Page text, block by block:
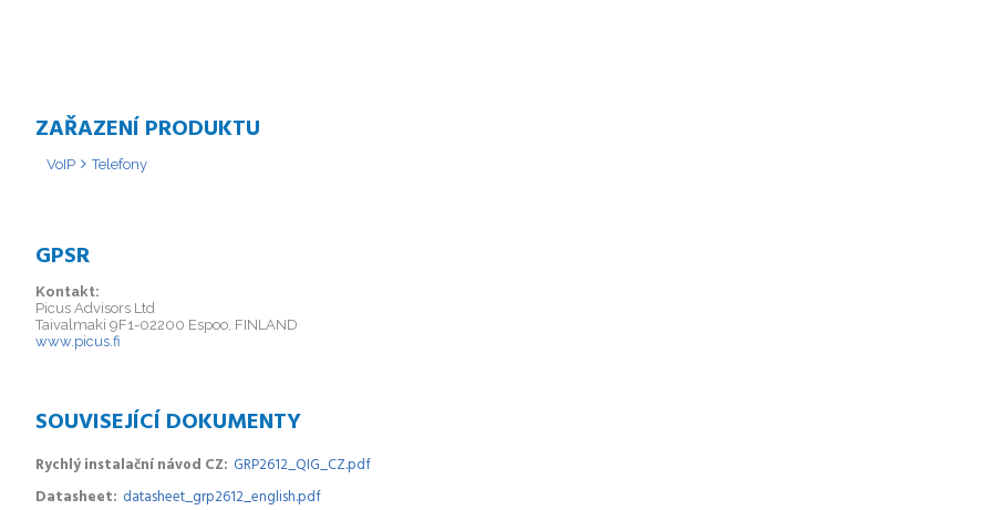
ZAŘAZENÍ PRODUKTU
VoIP Telefony
GPSR
Kontakt:
Picus Advisors Ltd
Taivalmaki 9F1-02200 Espoo, FINLAND
www.picus.fi
SOUVISEJÍCÍ DOKUMENTY
Rychlý instalační návod CZ GRP2612_QIG_CZ.pdf
Datasheet datasheet_grp2612_english.pdf